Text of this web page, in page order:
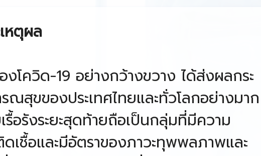
หตุผล
งโควิด-19 อย่างกว้างขวาง ได้ส่งผลกระ
ณสุขของประเทศไทยและทั่วโลกอย่างมาก
รื้อรังระยะสุดท้ายถือเป็นกลุ่มที่มีความ
เชื้อและมีอัตราของภาวะทุพพลภาพและ